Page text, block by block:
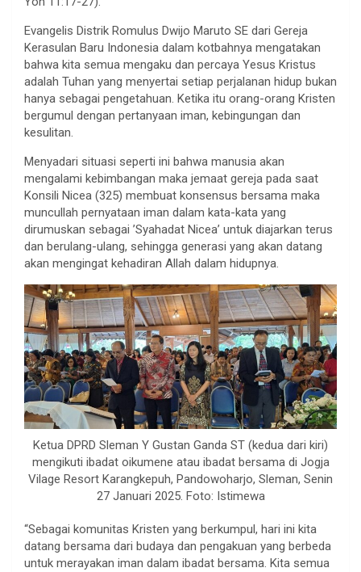
Evangelis Distrik Romulus Dwijo Maruto SE dari Gereja
Kerasulan Baru Indonesia dalam kotbahnya mengatakan
bahwa kita semua mengaku dan percaya Yesus Kristus
adalah Tuhan yang menyertai setiap perjalanan hidup bukan
hanya sebagai pengetahuan. Ketika itu orang-orang Kristen
bergumul dengan pertanyaan iman, kebingungan dan
kesulitan.
Menyadari situasi seperti ini bahwa manusia akan
mengalami kebimbangan maka jemaat gereja pada saat
Konsili Nicea (325) membuat konsensus bersama maka
muncullah pernyataan iman dalam kata-kata yang
dirumuskan sebagai ’Syahadat Nicea’ untuk diajarkan terus
dan berulang-ulang, sehingga generasi yang akan datang
akan mengingat kehadiran Allah dalam hidupnya.
Ketua DPRD Sleman Y Gustan Ganda ST (kedua dari kiri)
mengikuti ibadat oikumene atau ibadat bersama di Jogja
Vilage Resort Karangkepuh, Pandowoharjo, Sleman, Senin
27 Januari 2025. Foto: Istimewa
“Sebagai komunitas Kristen yang berkumpul, hari ini kita
datang bersama dari budaya dan pengakuan yang berbeda
untuk merayakan iman dalam ibadat bersama. Kita semua